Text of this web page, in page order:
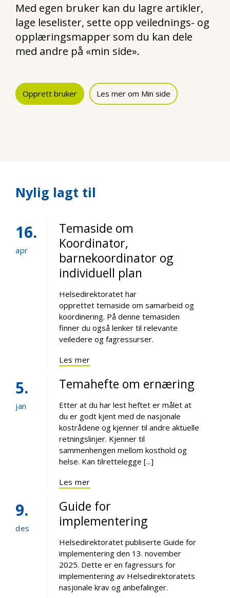
Med egen bruker kan du lagre artikler,
lage leselister, sette opp veilednings- og
opplæringsmapper som du kan dele
med andre på «min side».
Opprett bruker Les mer om Min side
Nylig lagt til
16
apr
Temaside om
Koordinator,
barnekoordinator og
individuell plan
Helsedirektoratet har
opprettet temaside om samarbeid og
koordinering. På denne temasiden
finner du også lenker til relevante
veiledere og fagressurser.
Les mer
5
jan
Temahefte om ernæring
Etter at du har lest heftet er målet at
du er godt kjent med de nasjonale
kostrådene og kjenner til andre aktuelle
retningslinjer. Kjenner til
sammenhengen mellom kosthold og
helse. Kan tilrettelegge [...]
Les mer
9
des
Guide for
implementering
Helsedirektoratet publiserte Guide for
implementering den 13. november
2025. Dette er en fagressurs for
implementering av Helsedirektoratets
nasjonale krav og anbefalinger.